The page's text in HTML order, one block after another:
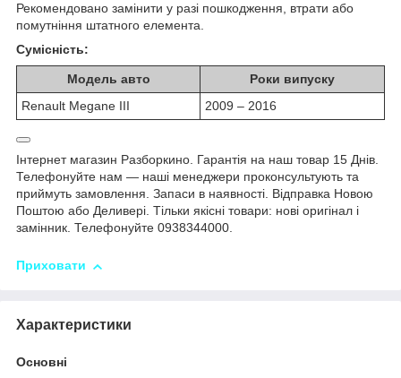
Рекомендовано замінити у разі пошкодження, втрати або
помутніння штатного елемента.
Сумісність:
Модель авто
Роки випуску
Renault Megane III
2009 – 2016
Інтернет магазин Разборкино. Гарантія на наш товар 15 Днів.
Телефонуйте нам — наші менеджери проконсультують та
приймуть замовлення. Запаси в наявності. Відправка Новою
Поштою або Деливері. Тільки якісні товари: нові оригінал і
замінник. Телефонуйте 0938344000.
Приховати
Характеристики
Основні